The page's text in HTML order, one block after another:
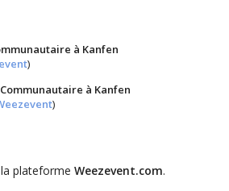
à Kanfen
)
à Kanfen
)
plateforme Weezevent.com.